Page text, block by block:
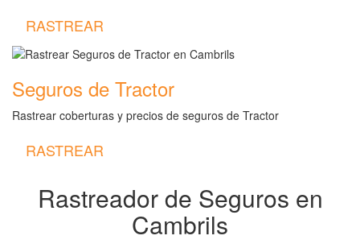
RASTREAR
Seguros de Tractor
Rastrear coberturas y precios de seguros de Tractor
RASTREAR
Rastreador de Seguros en
Cambrils